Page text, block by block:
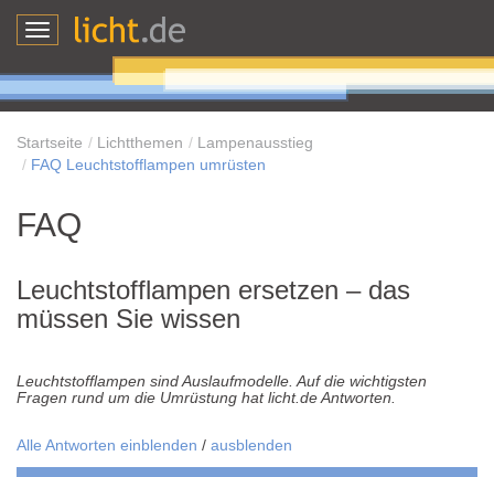
Toggle
Startseite Lichtthemen
Lampenausstieg
FAQ Leuchtstofflampen umrüsten
FAQ
Leuchtstofflampen ersetzen – das
müssen Sie wissen
Leuchtstofflampen sind Auslaufmodelle. Auf die wichtigsten
Fragen rund um die Umrüstung hat licht.de Antworten.
Alle Antworten einblenden / ausblenden